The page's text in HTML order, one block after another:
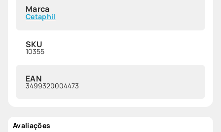
Marca
Cetaphil
SKU
10355
EAN
3499320004473
Avaliações